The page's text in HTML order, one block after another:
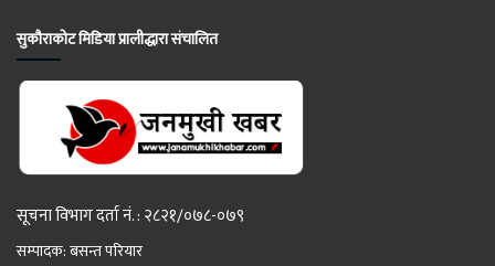
सुकौराकोट मिडिया प्रालीद्धारा संचालित
सूचना विभाग दर्ता नं. : २८२१/०७८-०७९
सम्पादक: बसन्त परियार